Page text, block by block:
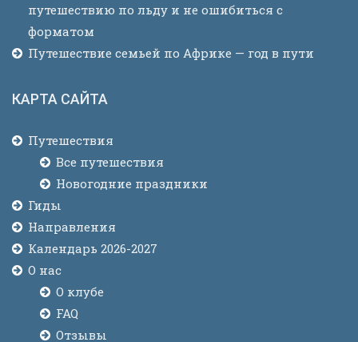
путешествию по льду и не ошибиться с
форматом
Путешествие семьей по Африке — год в пути
КАРТА САЙТА
Путешествия
Все путешествия
Новогодние праздники
Гиды
Направления
Календарь 2026-2027
О нас
О клубе
FAQ
Отзывы